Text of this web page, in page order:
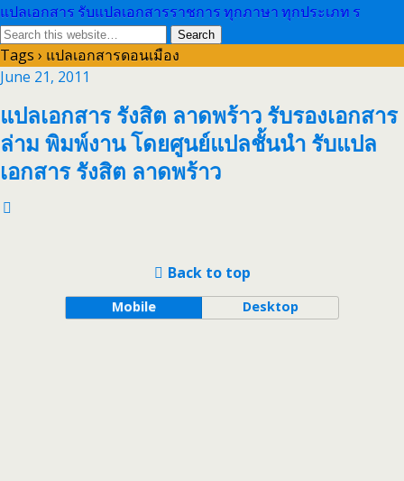
แปลเอกสาร รับแปลเอกสารราชการ ทุกภาษา ทุกประเภท ร
Tags › แปลเอกสารดอนเมือง
June 21, 2011
แปลเอกสาร รังสิต ลาดพร้าว รับรองเอกสาร
ล่าม พิมพ์งาน โดยศูนย์แปลชั้นนำ รับแปล
เอกสาร รังสิต ลาดพร้าว
Back to top
Mobile Desktop